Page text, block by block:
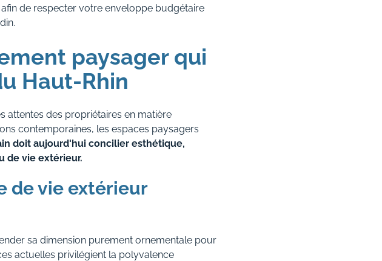
de respecter votre enveloppe budgétaire
paysager qui
Haut-Rhin
attentes des propriétaires en matière
contemporaines, les espaces paysagers
doit aujourd'hui concilier esthétique,
de vie extérieur.
de vie extérieur
sa dimension purement ornementale pour
actuelles privilégient la polyvalence